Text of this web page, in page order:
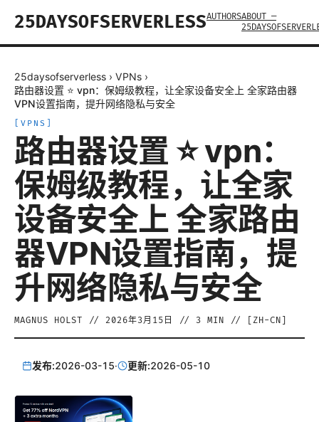
25DAYSOFSERVERLESSAUTHORSABOUT —
25daysofserverless › VPNs ›
路由器设置 ⭐ vpn：保姆级教程，让全家设备安全上 全家路由器
VPN设置指南，提升网络隐私与安全
VPNS
路由器设置 ⭐ vpn：
保姆级教程，让全家
设备安全上 全家路由
器VPN设置指南，提
升网络隐私与安全
MAGNUS HOLST // 2026年3月15日 // 3 MIN // [ ZH-CN
发布:2026-03-15· 更新:2026-05-10